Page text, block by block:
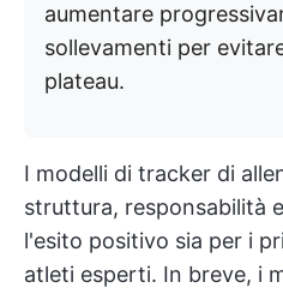
aumentare
sollevamenti per
plateau.
I modelli di tracker di
struttura, responsabilità
l'esito positivo sia per i
atleti esperti. In breve, i